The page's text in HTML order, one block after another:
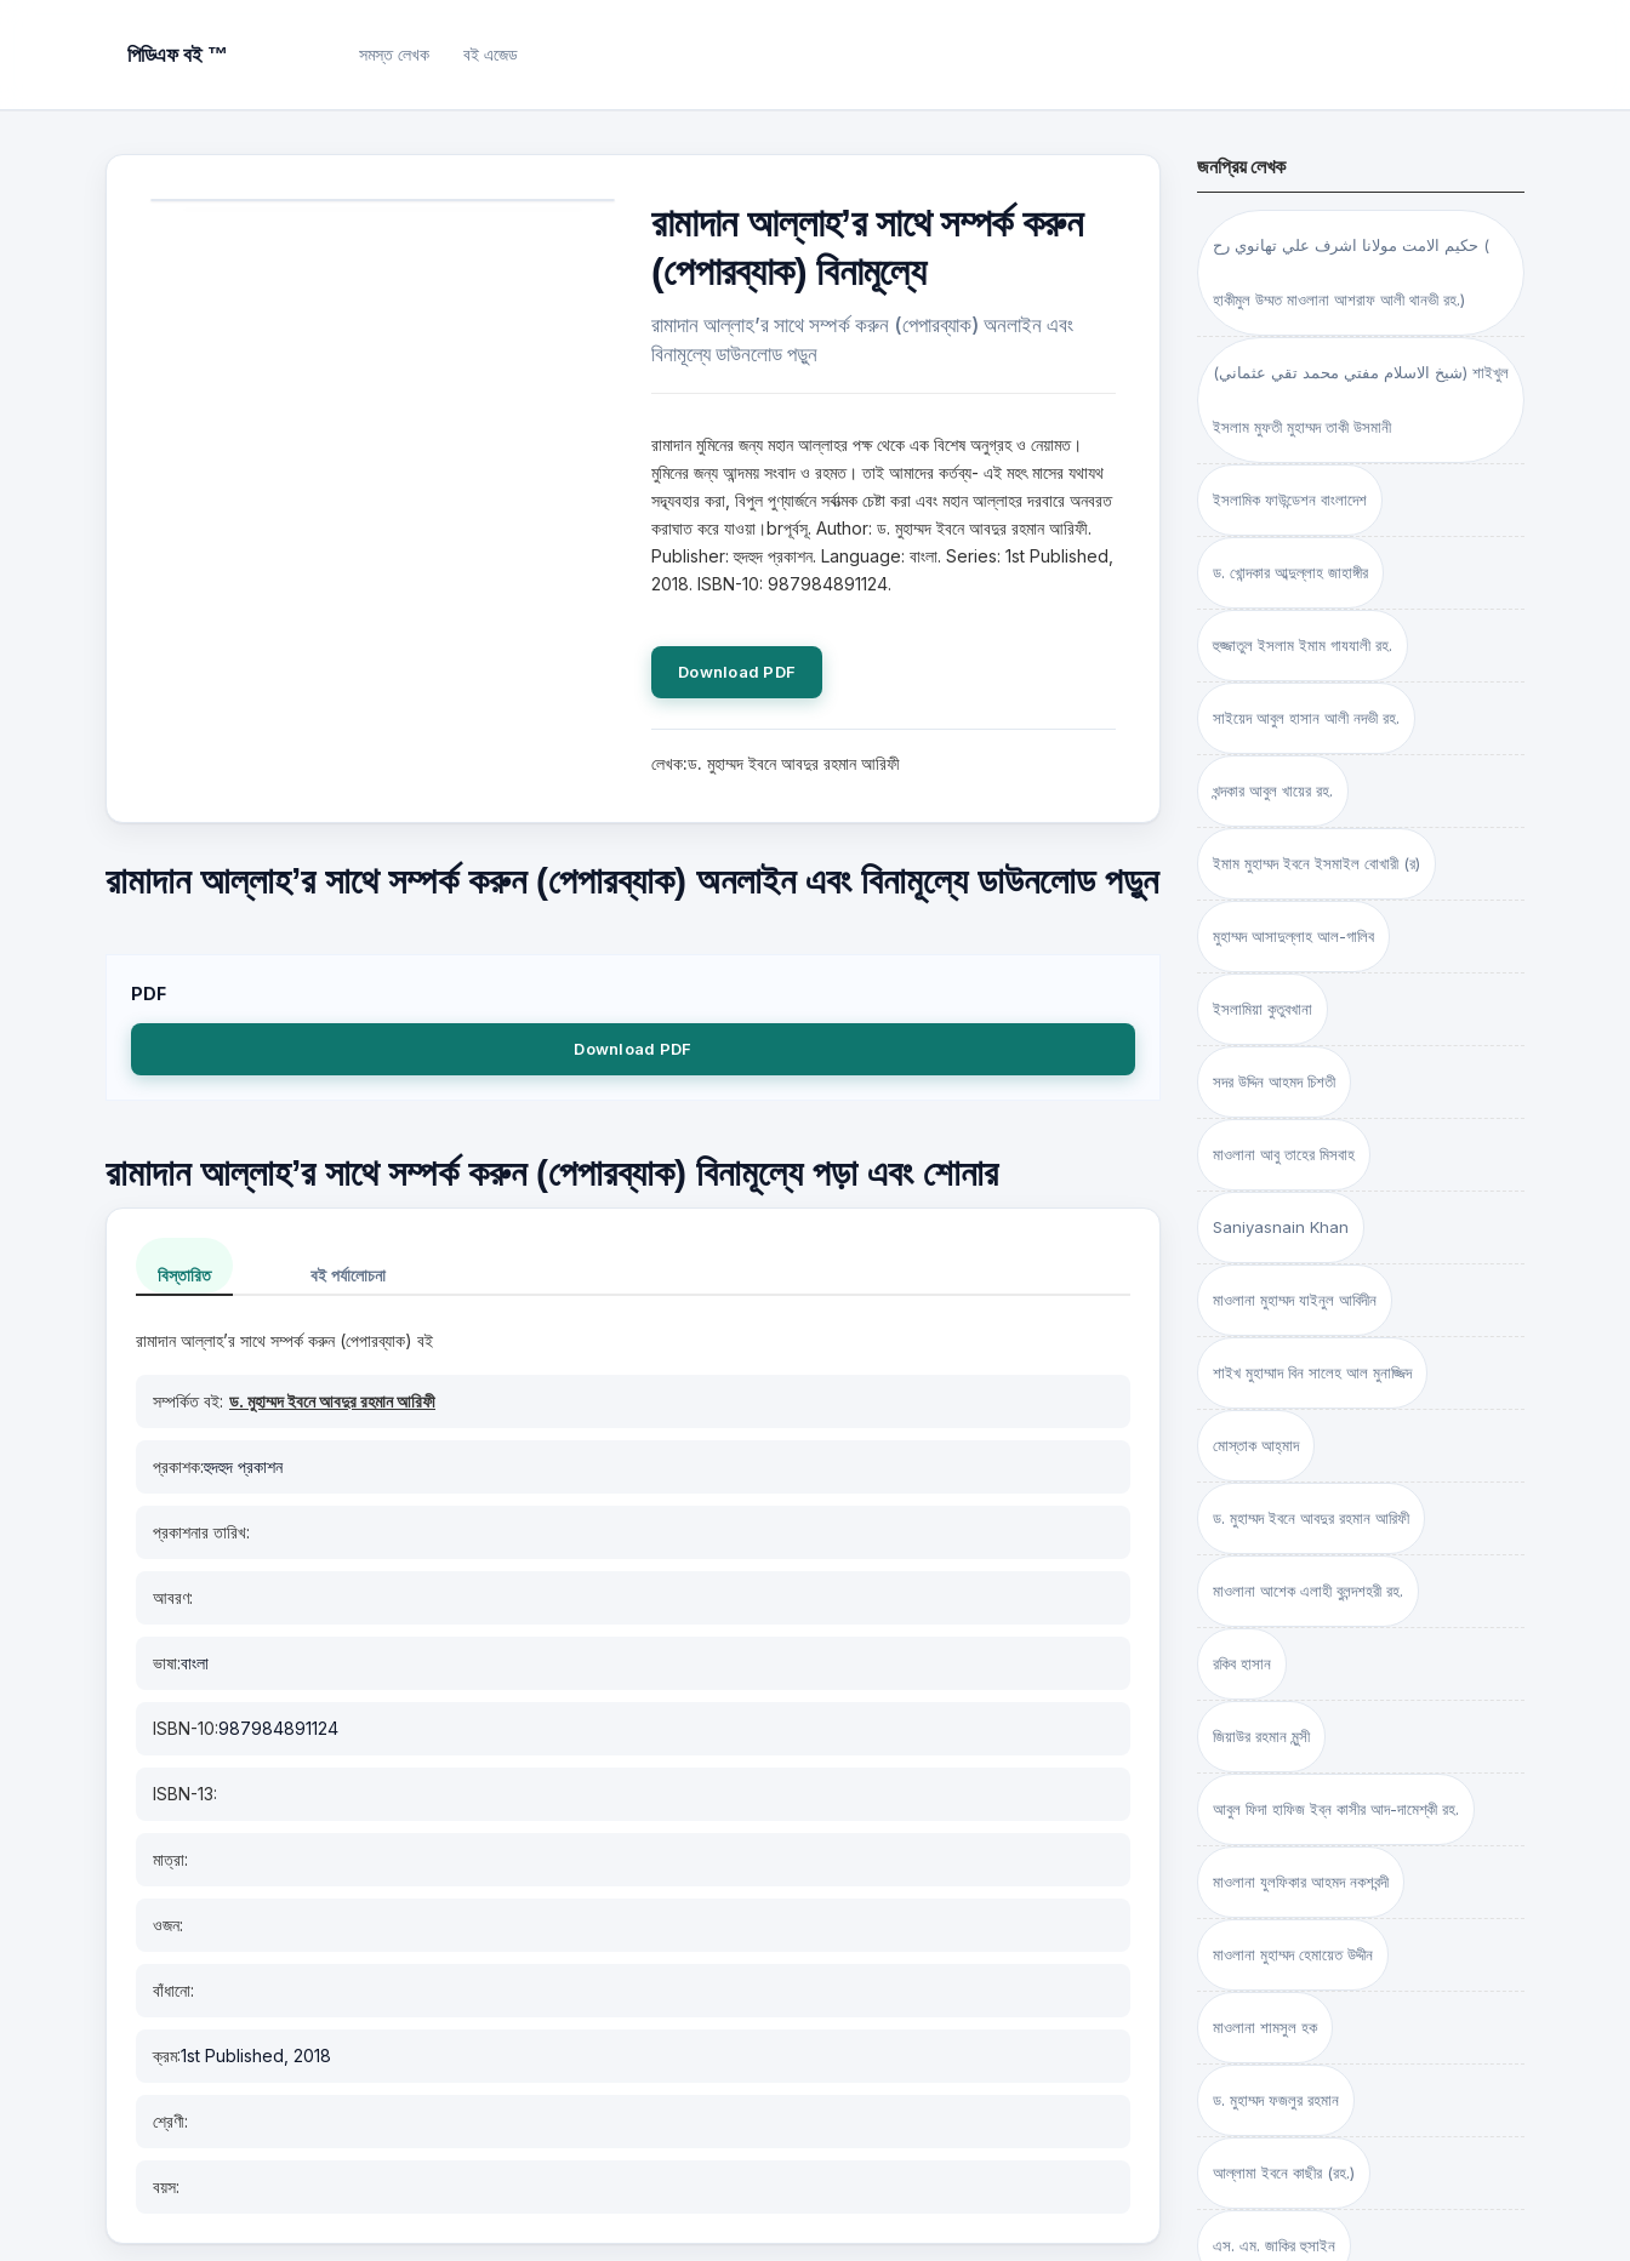
পিডিএফ বই ™ সমস্ত লেখক বই এজেড
রামাদান আল্লাহ’র সাথে সম্পর্ক করুন
(পেপারব্যাক) বিনামূল্যে
রামাদান আল্লাহ’র সাথে সম্পর্ক করুন (পেপারব্যাক) অনলাইন এবং
বিনামূল্যে ডাউনলোড পড়ুন
রামাদান মুমিনের জন্য মহান আল্লাহর পক্ষ থেকে এক বিশেষ অনুগ্রহ ও নেয়ামত।
মুমিনের জন্য আন্দময় সংবাদ ও রহমত। তাই আমাদের কর্তব্য- এই মহৎ মাসের যথাযথ
সদ্ব্যবহার করা, বিপুল পুণ্যার্জনে সর্বাত্মক চেষ্টা করা এবং মহান আল্লাহর দরবারে অনবরত
করাঘাত করে যাওয়া।brপূর্বসূ. Author: ড. মুহাম্মদ ইবনে আবদুর রহমান আরিফী.
Publisher: হুদহুদ প্রকাশন. Language: বাংলা. Series: 1st Published,
2018. ISBN-10: 987984891124.
Download PDF
লেখক:ড. মুহাম্মদ ইবনে আবদুর রহমান আরিফী
রামাদান আল্লাহ’র সাথে সম্পর্ক করুন (পেপারব্যাক) অনলাইন এবং বিনামূল্যে ডাউনলোড পড়ুন
PDF
Download PDF
রামাদান আল্লাহ’র সাথে সম্পর্ক করুন (পেপারব্যাক) বিনামূল্যে পড়া এবং শোনার
বিস্তারিত বই পর্যালোচনা
রামাদান আল্লাহ’র সাথে সম্পর্ক করুন (পেপারব্যাক) বই
সম্পর্কিত বই: ড. মুহাম্মদ ইবনে আবদুর রহমান আরিফী
প্রকাশক:হুদহুদ প্রকাশন
প্রকাশনার তারিখ:
আবরণ:
ভাষা:বাংলা
ISBN-10:987984891124
ISBN-13:
মাত্রা:
ওজন:
বাঁধানো:
ক্রম:1st Published, 2018
শ্রেণী:
বয়স:
জনপ্রিয় লেখক
حكيم الامت مولانا اشرف علي تهانوي رح (
হাকীমুল উম্মত মাওলানা আশরাফ আলী থানভী রহ.)
(شيخ الاسلام مفتي محمد تقي عثماني) শাইখুল
ইসলাম মুফতী মুহাম্মদ তাকী উসমানী
ইসলামিক ফাউন্ডেশন বাংলাদেশ
ড. খোন্দকার আব্দুল্লাহ জাহাঙ্গীর
হুজ্জাতুল ইসলাম ইমাম গাযযালী রহ.
সাইয়েদ আবুল হাসান আলী নদভী রহ.
খন্দকার আবুল খায়ের রহ.
ইমাম মুহাম্মদ ইবনে ইসমাইল বোখারী (র)
মুহাম্মদ আসাদুল্লাহ আল-গালিব
ইসলামিয়া কুতুবখানা
সদর উদ্দিন আহমদ চিশতী
মাওলানা আবু তাহের মিসবাহ
Saniyasnain Khan
মাওলানা মুহাম্মদ যাইনুল আবিদীন
শাইখ মুহাম্মাদ বিন সালেহ আল মুনাজ্জিদ
মোস্তাক আহ্‌মাদ
ড. মুহাম্মদ ইবনে আবদুর রহমান আরিফী
মাওলানা আশেক এলাহী বুলন্দশহরী রহ.
রকিব হাসান
জিয়াউর রহমান মুন্সী
আবুল ফিদা হাফিজ ইব্‌ন কাসীর আদ-দামেশ্‌কী রহ.
মাওলানা যুলফিকার আহমদ নকশবন্দী
মাওলানা মুহাম্মদ হেমায়েত উদ্দীন
মাওলানা শামসুল হক
ড. মুহাম্মদ ফজলুর রহমান
আল্লামা ইবনে কাছীর (রহ.)
এস. এম. জাকির হুসাইন